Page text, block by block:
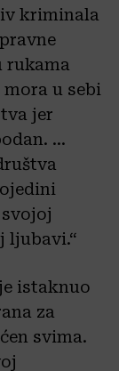
kriminala
rukama
u sebi
jer
…
ljubavi.“
istaknuo
za
svima.